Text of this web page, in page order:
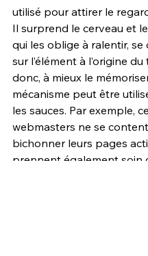
utilisé pour attirer le
Il surprend le cerveau et
qui les oblige à ralentir,
sur l’élément à l’origine
donc, à mieux le
mécanisme peut être
les sauces. Par exemple,
webmasters ne se
bichonner leurs pages
prennent également soin